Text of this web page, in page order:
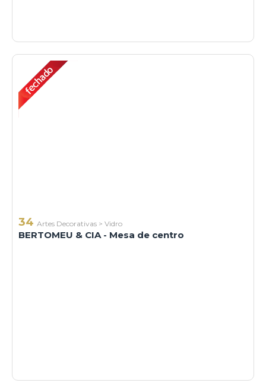
34 Artes Decorativas > Vidro
BERTOMEU & CIA - Mesa de centro